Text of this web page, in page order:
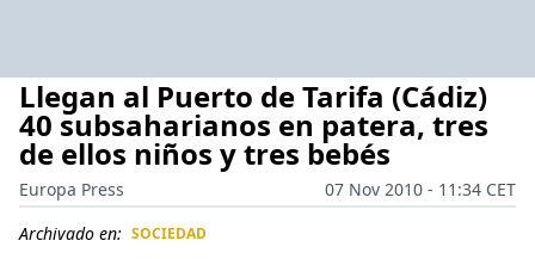
Llegan al Puerto de Tarifa (Cádiz)
40 subsaharianos en patera, tres
de ellos niños y tres bebés
Europa Press
07 Nov 2010 - 11:34 CET
Archivado en: SOCIEDAD